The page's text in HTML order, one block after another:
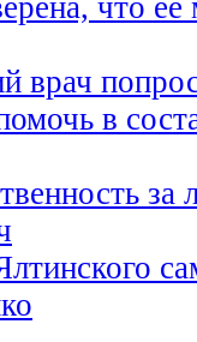
что ее
врач
в